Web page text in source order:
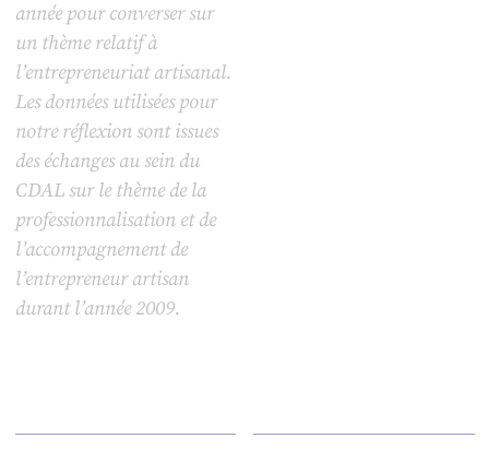
année pour converser sur
un thème relatif à
l’entrepreneuriat artisanal.
Les données utilisées pour
notre réflexion sont issues
des échanges au sein du
CDAL sur le thème de la
professionnalisation et de
l’accompagnement de
l’entrepreneur artisan
durant l’année 2009.